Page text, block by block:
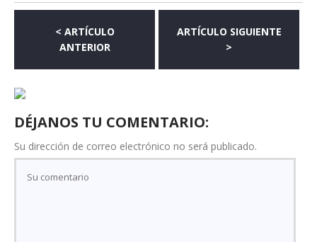
< ARTÍCULO
ANTERIOR
ARTÍCULO SIGUIENTE
>
DÉJANOS TU COMENTARIO:
Su dirección de correo electrónico no será publicado.